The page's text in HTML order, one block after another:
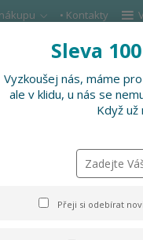
• Kontakty
DOPLŇKY
DUO
Sleva
Vyzkoušej nás, máme
ale v klidu, u nás se
Když
Přeji si odebírat